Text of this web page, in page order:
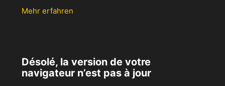
Mehr erfahren
Désolé, la version de votre
navigateur n’est pas à jour